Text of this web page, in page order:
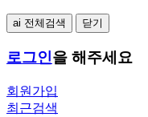
ai 전체검색 닫기
로그인을 해주세요
회원가입
최근검색